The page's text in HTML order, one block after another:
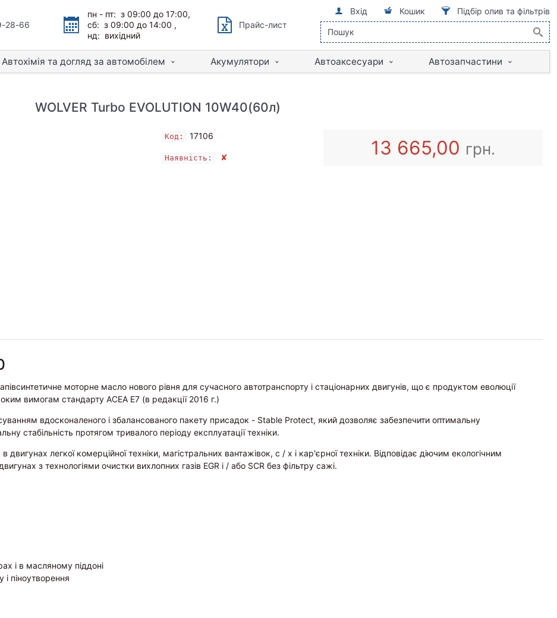
28-66
пн - пт: з 09:00 до 17:00,
сб: з 09:00 до 14:00 ,
нд: вихідний
Прайс-лист
Вхід Кошик Підбір олив та фільтрів
Автохімія та догляд за автомобілем Акумулятори Автоаксесуари Автозапчастини
WOLVER Turbo EVOLUTION 10W40(60л)
Код: 17106
Наявність: ✘ 13 665,00 грн.
моторне масло нового рівня для сучасного автотранспорту і стаціонарних двигунів, що є продуктом еволюції
вимогам стандарту ACEA E7 (в редакції 2016 г.)
вдосконаленого і збалансованого пакету присадок - Stable Protect, який дозволяє забезпечити оптимальну
стабільність протягом тривалого періоду експлуатації техніки.
легкої комерційної техніки, магістральних вантажівок, с / х і кар'єрної техніки. Відповідає діючим екологічним
з технологіями очистки вихлопних газів EGR і / або SCR без фільтру сажі.
і в масляному піддоні
і піноутворення